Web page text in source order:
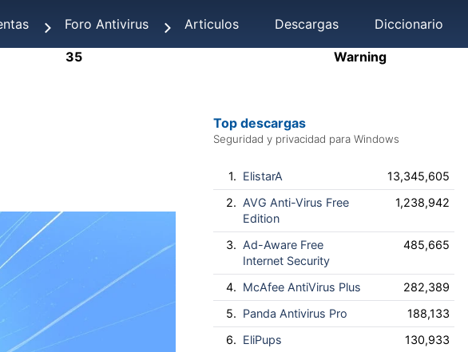
35 Warning
Foro Antivirus Articulos Descargas Diccionario
Top descargas
Seguridad y privacidad para Windows
1. ElistarA
13,345,605
2. AVG Anti-Virus Free
Edition
1,238,942
3. Ad-Aware Free
Internet Security
485,665
4. McAfee AntiVirus Plus
282,389
5. Panda Antivirus Pro
188,133
6. EliPups
130,933